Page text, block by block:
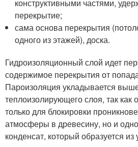
конструктивными частями,
перекрытие;
сама основа перекрытия
одного из этажей), доска.
Гидроизоляционный слой идет
содержимое перекрытия от
Пароизоляция укладывается
теплоизолирующего слоя, так как
только для блокировки
атмосферы в древесину, но и
конденсат, который образуется из